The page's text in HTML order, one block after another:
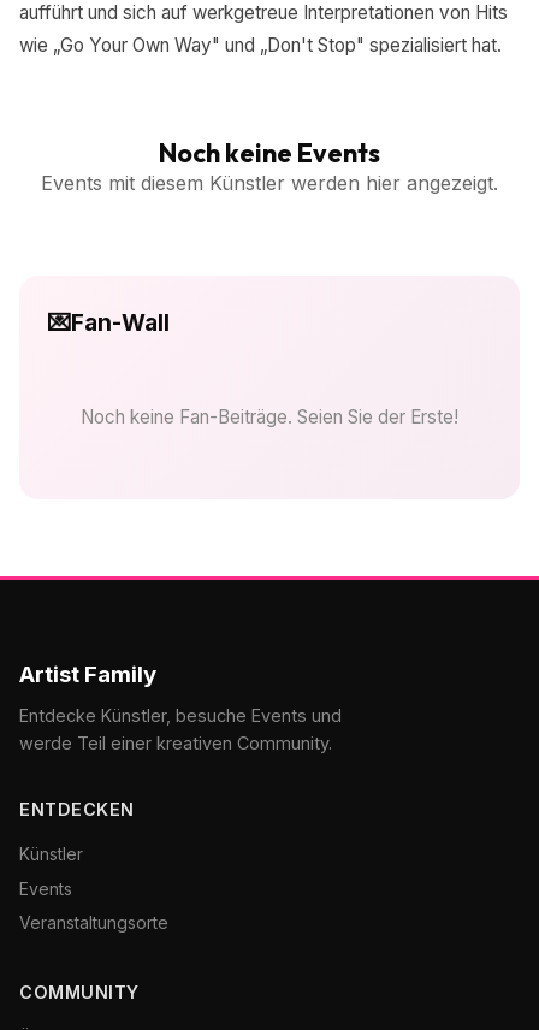
aufführt und sich auf werkgetreue Interpretationen von Hits
wie „Go Your Own Way" und „Don't Stop" spezialisiert hat.
Noch keine Events
Events mit diesem Künstler werden hier angezeigt.
💌Fan-Wall
Noch keine Fan-Beiträge. Seien Sie der Erste!
Artist Family
Entdecke Künstler, besuche Events und
werde Teil einer kreativen Community.
ENTDECKEN
Künstler
Events
Veranstaltungsorte
COMMUNITY